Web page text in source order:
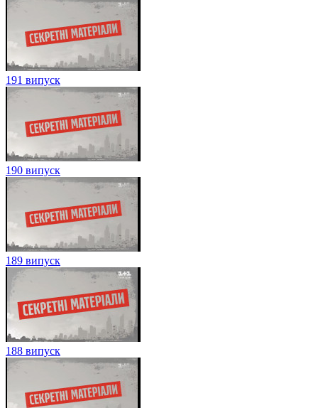
191 випуск
190 випуск
189 випуск
188 випуск